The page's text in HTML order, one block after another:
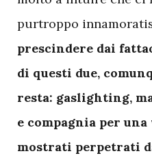
purtroppo
prescindere dai
di questi due,
resta: gaslighting,
e compagnia per
mostrati perpetrati